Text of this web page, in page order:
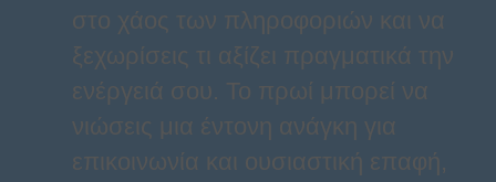
στο χάος των πληροφοριών και να
ξεχωρίσεις τι αξίζει πραγματικά την
ενέργειά σου. Το πρωί μπορεί να
νιώσεις μια έντονη ανάγκη για
επικοινωνία και ουσιαστική επαφή,